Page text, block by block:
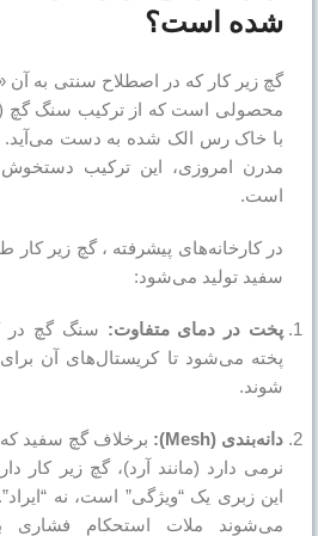
شده است؟
گچ زیر کار که در اصطلاح سنتی به آن
محصولی است که از ترکیب سنگ گچ
با خاک رس الک شده به دست می‌آید.
مدرن امروزی، این ترکیب
است.
در کارخانه‌های پیشرفته ، گچ زیر کار
سفید تولید می‌شود:
پخت در دمای متفاوت: سنگ گچ در
پخته می‌شود تا کریستال‌های آن
شوند.
دانه‌بندی (Mesh):
نرمی دارد (مانند آرد)، گچ زیر کار
این زبری یک “ویژگی” است، نه
می‌شوند ملات استحکام فشاری